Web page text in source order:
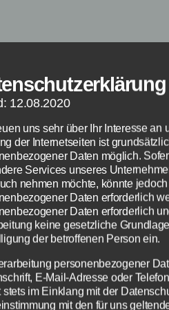
das Problem, dass
Sobald das Psyonix
und man befindet
ist passiert? Liegt es
12.08.2020
uns sehr über Ihr Interesse an
der Internetseiten ist
Daten möglich.
Services unseres
nehmen möchte, könnte
Daten erforderlich
Daten erforderlich
keine gesetzliche
der betroffenen Person ein.
personenbezogener
E-Mail-Adresse oder
stets im Einklang mit der
mit den für uns